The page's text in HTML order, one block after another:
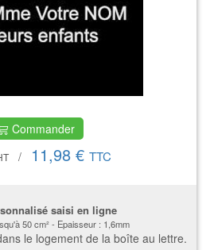
Commander
/ 11,98 € TTC
saisi en ligne
50 cm² - Epaisseur : 1,6mm
le logement de la boîte au lettre.